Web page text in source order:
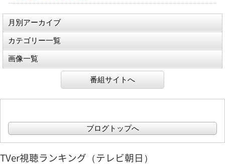
月別アーカイブ
カテゴリー一覧
画像一覧
番組サイトへ
ブログトップへ
TVer視聴ランキング（テレビ朝日）